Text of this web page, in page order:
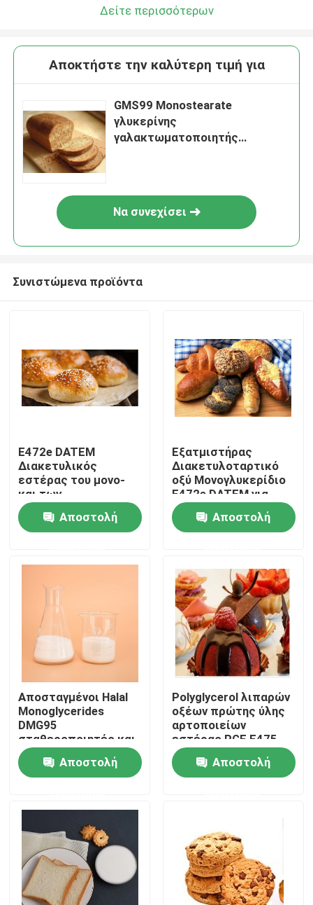
Σπίτι
Βίντεο
VR παρουσιάστε
Γύρος εργοστασίων
Ποιοτικός έλεγχος
Επικοινωνήστε μαζί μας
Ειδήσεις
Ζητήστε ένα απόσπασμα
Δείτε περισσότερων
Αποκτήστε την καλύτερη τιμή για
GMS99 Monostearate
γλυκερίνης
γαλακτωματοποιητής
Να συνεχίσει
Συνιστώμενα προϊόντα
E472e DATEM
Διακετυλικός
εστέρας του μονο-
και των
διγλυκεριδίων του
οξύτος του κρασιού
Αποστολή
Εξατμιστήρας
Διακετυλοταρτικό
οξύ Μονογλυκερίδιο
E472e DATEM για
Baker
Αποστολή
Αποσταγμένοι Halal
Monoglycerides
DMG95
σταθεροποιητές και
γαλακτωματοποιητές
παγωτούΑποστολή
Polyglycerol λιπαρών
οξέων πρώτης ύλης
αρτοποιείων
εστέρας PGE E475
Αποστολή